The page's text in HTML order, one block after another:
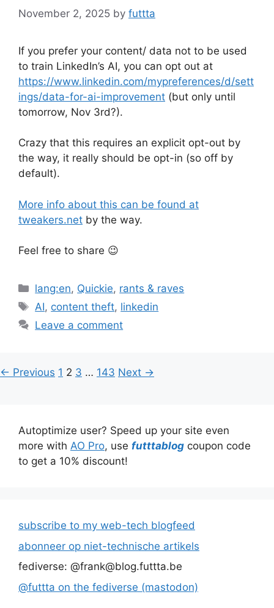
November 2, 2025 by futtta
If you prefer your content/ data not to be used
to train LinkedIn’s AI, you can opt out at
https://www.linkedin.com/mypreferences/d/sett
ings/data-for-ai-improvement (but only until
tomorrow, Nov 3rd?).
Crazy that this requires an explicit opt-out by
the way, it really should be opt-in (so off by
default).
More info about this can be found at
tweakers.net by the way.
Feel free to share 😉
Categories
lang:en, Quickie, rants & raves
Tags
AI, content theft, linkedin
Leave a comment
← Previous Page
1 Page
2 Page
3 … Page
143 Next →
Autoptimize user? Speed up your site even
more with AO Pro, use futttablog coupon code
to get a 10% discount!
subscribe to my web-tech blogfeed
abonneer op niet-technische artikels
fediverse: @frank@blog.futtta.be
@futtta on the fediverse (mastodon)